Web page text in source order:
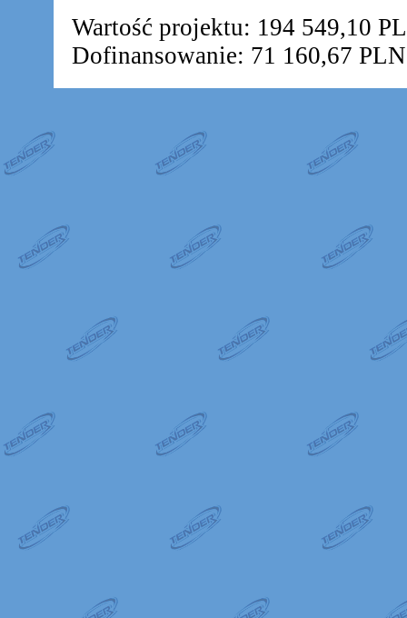
Wartość projektu: 194 549,10
Dofinansowanie: 71 160,67 PLN